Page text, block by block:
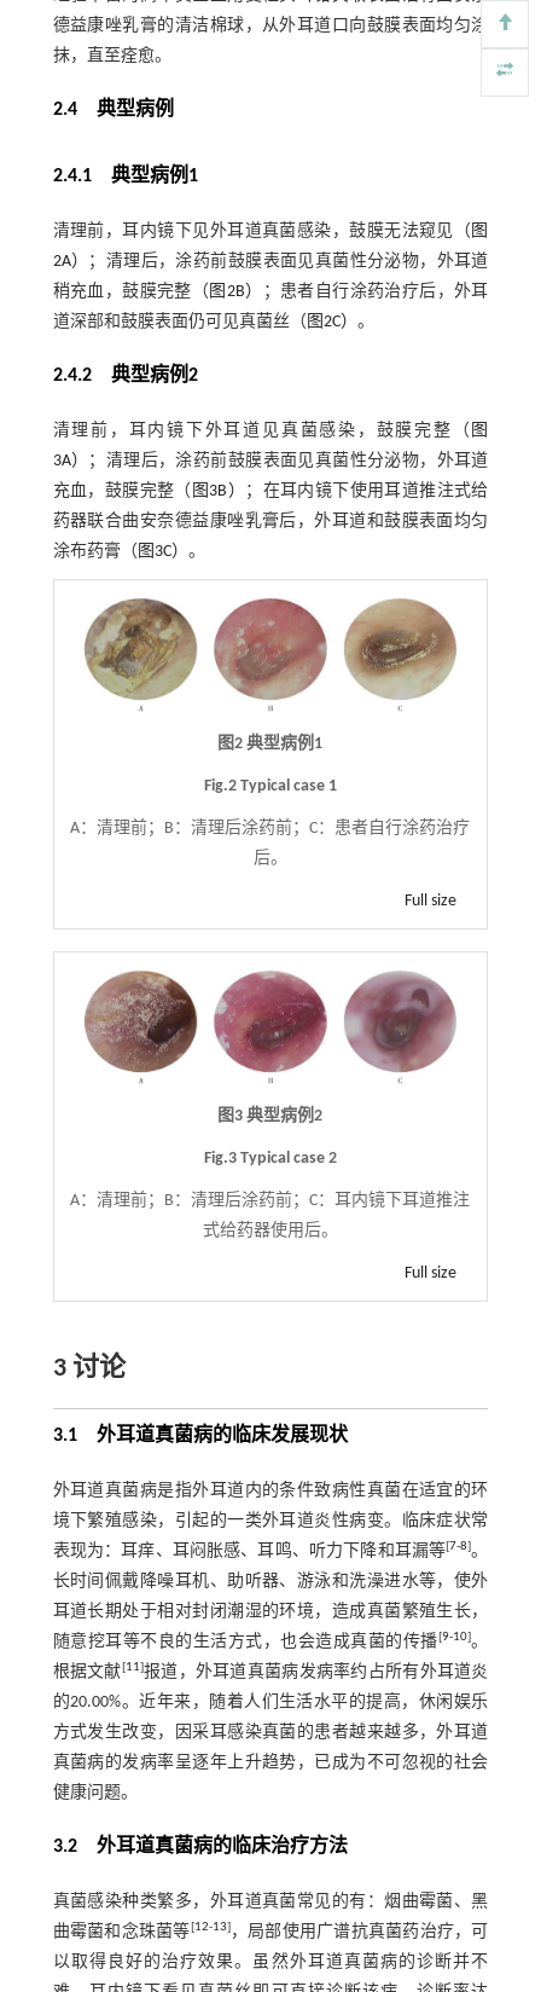
德益康唑乳膏的清洁棉球，从外耳道口向鼓膜表面均匀涂
抹，直至痊愈。
2.4 典型病例
2.4.1 典型病例1
清理前，耳内镜下见外耳道真菌感染，鼓膜无法窥见（ 图
2A）
；清理后，涂药前鼓膜表面见真菌性分泌物，外耳道
稍充血，鼓膜完整（ 图2B）
；患者自行涂药治疗后，外耳
道深部和鼓膜表面仍可见真菌丝（ 图2C） 。
2.4.2 典型病例2
清理前，耳内镜下外耳道见真菌感染，鼓膜完整（ 图
3A）
；清理后，涂药前鼓膜表面见真菌性分泌物，外耳道
充血，鼓膜完整（ 图3B）
；在耳内镜下使用耳道推注式给
药器联合曲安奈德益康唑乳膏后，外耳道和鼓膜表面均匀
涂布药膏（ 图3C） 。
图2 典型病例1
Fig.2 Typical case 1
A：清理前；B：清理后涂药前；C：患者自行涂药治疗
后。
Full size
图3 典型病例2
Fig.3 Typical case 2
A：清理前；B：清理后涂药前；C：耳内镜下耳道推注
式给药器使用后。
Full size
3 讨论
3.1 外耳道真菌病的临床发展现状
外耳道真菌病是指外耳道内的条件致病性真菌在适宜的环
境下繁殖感染，引起的一类外耳道炎性病变。临床症状常
表现为：耳痒、耳闷胀感、耳鸣、听力下降和耳漏等[7-8]。
长时间佩戴降噪耳机、助听器、游泳和洗澡进水等，使外
耳道长期处于相对封闭潮湿的环境，造成真菌繁殖生长，
随意挖耳等不良的生活方式，也会造成真菌的传播[9-10]。
根据文献[11]报道，外耳道真菌病发病率约占所有外耳道炎
的20.00%。近年来，随着人们生活水平的提高，休闲娱乐
方式发生改变，因采耳感染真菌的患者越来越多，外耳道
真菌病的发病率呈逐年上升趋势，已成为不可忽视的社会
健康问题。
3.2 外耳道真菌病的临床治疗方法
真菌感染种类繁多，外耳道真菌常见的有：烟曲霉菌、黑
曲霉菌和念珠菌等[12-13]，局部使用广谱抗真菌药治疗，可
以取得良好的治疗效果。虽然外耳道真菌病的诊断并不